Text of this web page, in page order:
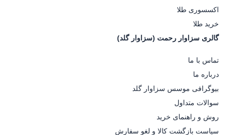
اکسسوری طلا
خرید طلا
گالری سزاوار رحمت (سزاوار گلد)
تماس با ما
درباره ما
بیوگرافی موسس سزاوار گلد
سوالات متداول
روش و راهنمای خرید
سیاست بازگشت کالا و لغو سفارش